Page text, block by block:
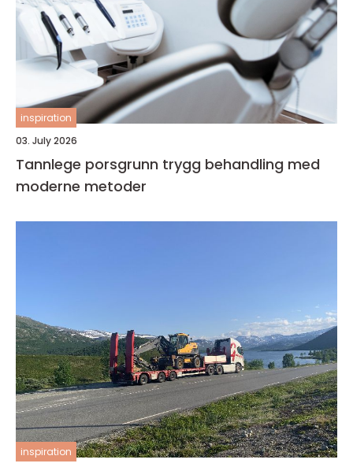
inspiration
03. July 2026
Tannlege porsgrunn trygg behandling med
moderne metoder
inspiration